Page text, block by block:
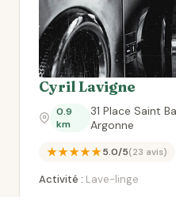
Cyril Lavigne
0.9
km
31 Place Saint
Argonne
★★★★★5.0/5(23 avis)
Activité : Lave-linge